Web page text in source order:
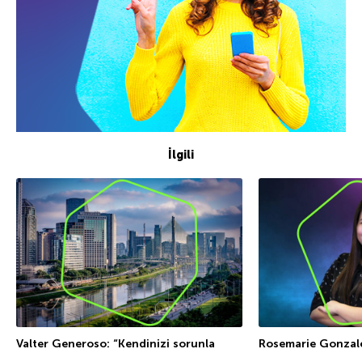
İlgili
Valter Generoso: “Kendinizi sorunla
Rosemarie